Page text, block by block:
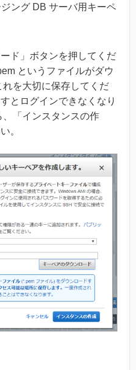
ング DB サーバ用キーペ
ド」ボタンを押してくだ
というファイルがダウ
を大切に保存してくだ
とログインできなくなり
、「インスタンスの作
。